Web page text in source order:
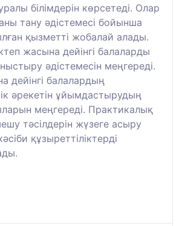
білімдерін көрсетеді. Олар
тану әдістемесі бойынша
қызметті жобалай алады.
жасына дейінгі балаларды
әдістемесін меңгереді.
дейінгі балалардың
әрекетін ұйымдастырудың
меңгереді. Практикалық
тәсілдерін жүзеге асыру
құзыреттіліктерді